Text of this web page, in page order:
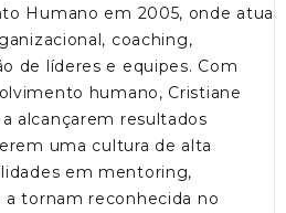
Humano em 2005, onde atua
coaching,
de líderes e equipes. Com
humano, Cristiane
alcançarem resultados
uma cultura de alta
em mentoring,
tornam reconhecida no